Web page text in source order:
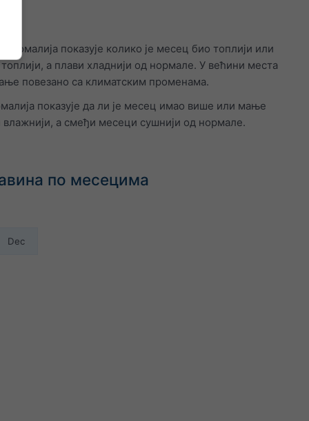
показује колико је месец био топлији или
а плави хладнији од нормале. У већини места
повезано са климатским променама.
показује да ли је месец имао више или мање
а смеђи месеци сушнији од нормале.
по месецима
Dec